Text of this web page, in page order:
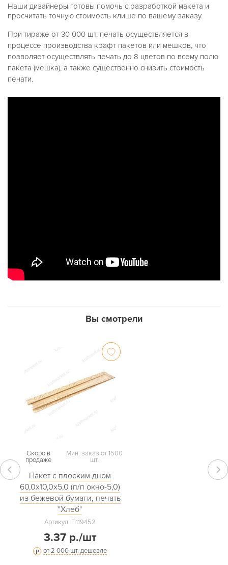
Наши дизайнеры готовы помочь с разработкой макета и
просчитать точную стоимость клише по вашему заказу.
При тираже от 30 000 шт. печать осуществляется в
процессе производства крафт пакетов или мешков, что
позволяет осуществлять печать до 8 цветов по всему полю
пакета (мешка), а также существенно снизить стоимость
печати.
Вы смотрели
Скоро в
продаже
Мин. заказ от 1500
шт.
Пакет с плоским дном
60,0х10,0х5,0 (п/п окно-5,0)
из бежевой бумаги, печать
"Хлеб"
Артикул: П119452
3.37 р./шт
от 2 000 шт. дешевле